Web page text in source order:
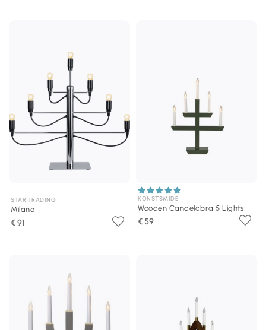
STAR TRADING
Milano
€ 91
KONSTSMIDE
Wooden Candelabra 5 Lights
€ 59